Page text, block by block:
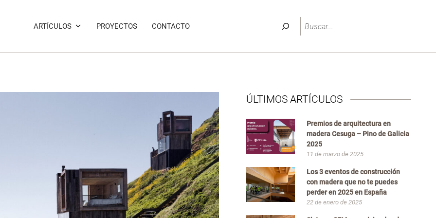
ARTÍCULOS PROYECTOS CONTACTO Buscar
ÚLTIMOS ARTÍCULOS
Premios de arquitectura en
madera Cesuga – Pino de Galicia
2025
11 de marzo de 2025
Los 3 eventos de construcción
con madera que no te puedes
perder en 2025 en España
22 de enero de 2025